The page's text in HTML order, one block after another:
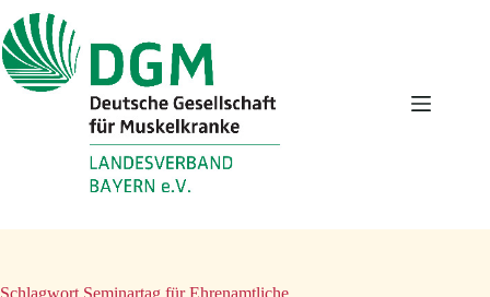
Inhalt
springen
Schlagwort Seminartag für Ehrenamtliche